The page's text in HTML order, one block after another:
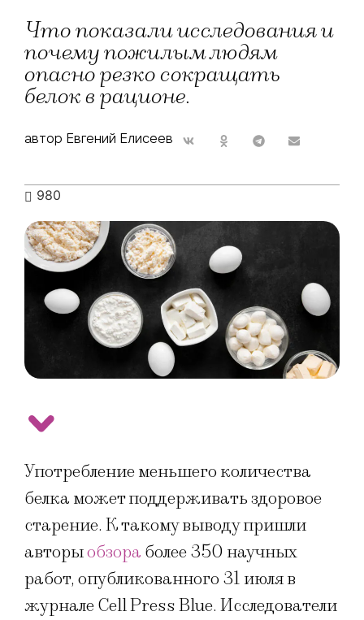
Что показали исследования и
почему пожилым людям
опасно резко сокращать
белок в рационе.
автор Евгений Елисеев
980
Употребление меньшего количества
белка может поддерживать здоровое
старение. К такому выводу пришли
авторыобзора более 350 научных
работ, опубликованного 31 июля в
журнале Cell Press Blue. Исследователи